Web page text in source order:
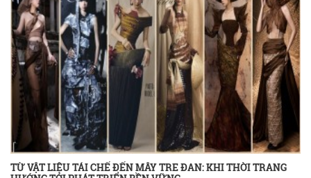
TỪ VẬT LIỆU TÁI CHẾ ĐẾN MÂY TRE ĐAN: KHI THỜI TRANG